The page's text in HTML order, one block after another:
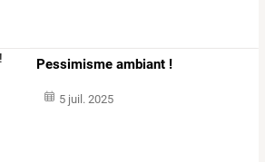
Pessimisme ambiant !
5 juil. 2025